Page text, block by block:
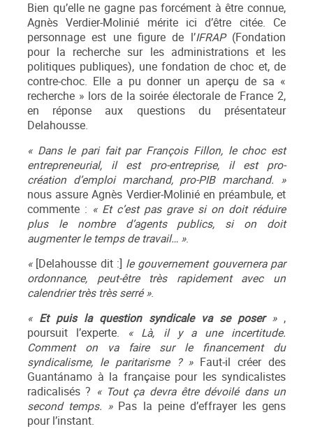
Bien qu’elle ne gagne pas forcément à être connue,
Agnès Verdier-Molinié mérite ici d’être citée. Ce
personnage est une figure de l’IFRAP(Fondation
pour la recherche sur les administrations et les
politiques publiques), une fondation de choc et, de
contre-choc. Elle a pu donner un aperçu de sa «
recherche » lors de la soirée électorale de France 2,
en réponse aux questions du présentateur
Delahousse.
« Dans le pari fait par François Fillon, le choc est
entrepreneurial, il est pro-entreprise, il est pro-
création d’emploi marchand, pro-PIB marchand. »
nous assure Agnès Verdier-Molinié en préambule, et
commente : « Et c’est pas grave si on doit réduire
plus le nombre d’agents publics, si on doit
augmenter le temps de travail… ».
« [Delahousse dit :] le gouvernement gouvernera par
ordonnance, peut-être très rapidement avec un
calendrier très très serré ».
«Et puis la question syndicale va se poser»,
poursuit l’experte. « Là, il y a une incertitude.
Comment on va faire sur le financement du
syndicalisme, le paritarisme ? »Faut-il créer des
Guantánamo à la française pour les syndicalistes
radicalisés ? « Tout ça devra être dévoilé dans un
second temps. »Pas la peine d’effrayer les gens
pour l’instant.